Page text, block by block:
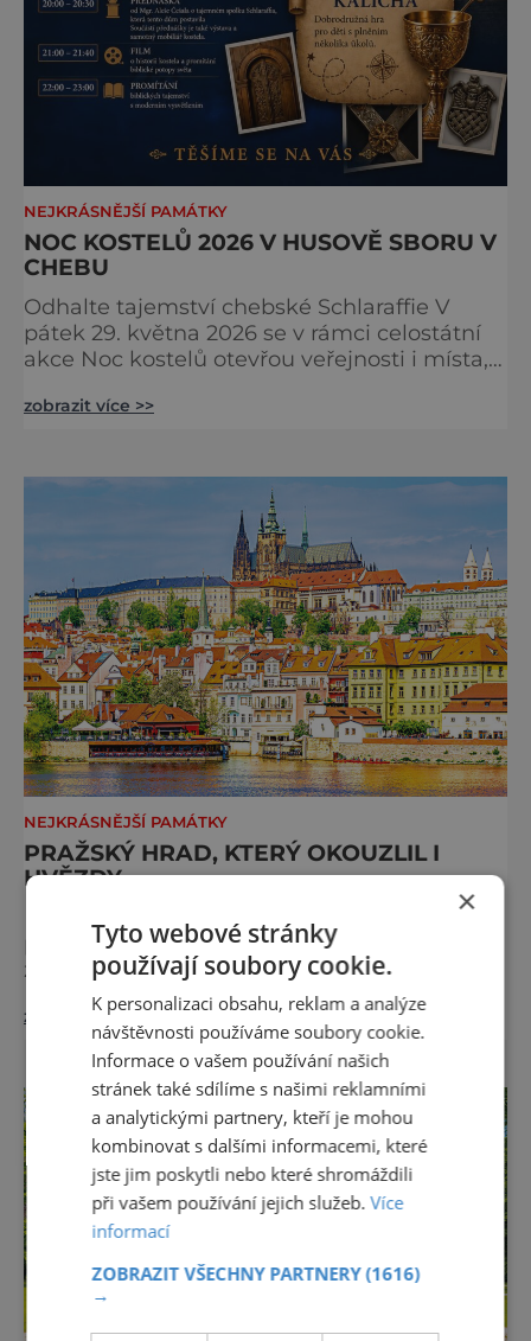
NEJKRÁSNĚJŠÍ PAMÁTKY
NOC KOSTELŮ 2026 V HUSOVĚ SBORU V
CHEBU
Odhalte tajemství chebské Schlaraffie V
pátek 29. května 2026 se v rámci celostátní
akce Noc kostelů otevřou veřejnosti i místa,
nejzajímavějších bude bezesporu Husův
večer plný historie, hudby, tajemství i
dobrodružství pro malé i velké návštěvníky.
Málokdo ví, že dnešní kos
zobrazit více >>
NEJKRÁSNĚJŠÍ PAMÁTKY
PRAŽSKÝ HRAD, KTERÝ OKOUZLIL I
HVĚZDY
Praha má svou nezaměnitelnou tvář. Hradní
paláce nad Vltavou vytvářejí pohled, který
zná celý svět. Je to obraz, který okouzluje po
staletí a nikdy nezevšední. Neexistuje snad
jediný Čech, který by ho neznal. Pražský hrad
se objevuje na pohlednicích, ve filmech i na
fotkách. A kdo si plánuje výlet do naší
metropole, má ho na seznamu mí
zobrazit více >>
×
Tyto webové stránky
používají soubory cookie.
K personalizaci obsahu, reklam a analýze
návštěvnosti používáme soubory cookie.
Informace o vašem používání našich
stránek také sdílíme s našimi reklamními
a analytickými partnery, kteří je mohou
kombinovat s dalšími informacemi, které
jste jim poskytli nebo které shromáždili
při vašem používání jejich služeb.Více
informací
ZOBRAZIT VŠECHNY PARTNERY(1616)
→